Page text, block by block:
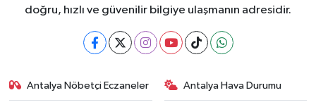
doğru, hızlı ve güvenilir bilgiye ulaşmanın adresidir.
Antalya Nöbetçi Eczaneler Antalya Hava Durumu